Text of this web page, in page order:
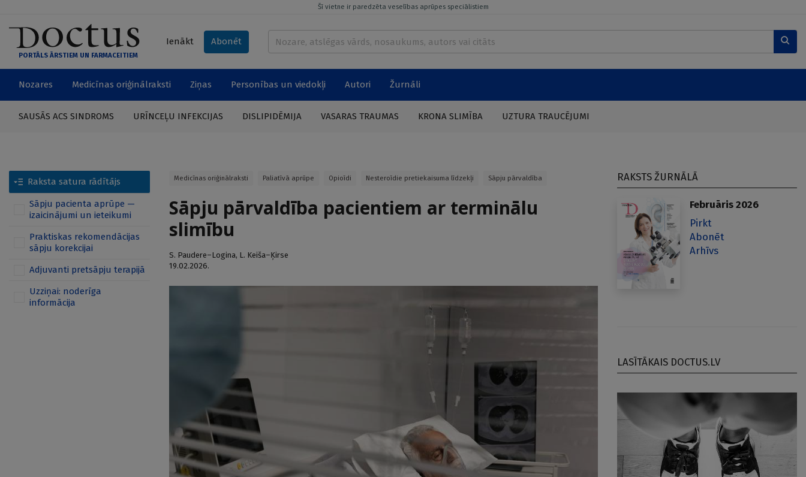
Šī vietne ir paredzēta veselības aprūpes speciālistiem
PORTĀLS ĀRSTIEM UN FARMACEITIEM
Ienākt Abonēt
Nozares Medicīnas oriģinālraksti Ziņas Personības un viedokļi Autori Žurnāli
SAUSĀS ACS SINDROMS URĪNCEĻU INFEKCIJAS DISLIPIDĒMIJA VASARAS TRAUMAS KRONA SLIMĪBA UZTURA TRAUCĒJUMI
Raksta satura rādītājs
Sāpju pacienta aprūpe —
izaicinājumi un ieteikumi
Praktiskas rekomendācijas
sāpju korekcijai
Adjuvanti pretsāpju terapijā
Uzziņai: noderīga
informācija
Medicīnas oriģinālraksti Paliatīvā aprūpe Opioīdi Nesteroīdie pretiekaisuma līdzekļi Sāpju pārvaldība
Sāpju pārvaldība pacientiem ar terminālu
slimību
S. Paudere–Logina, L. Keiša–Ķirse
19.02.2026.
RAKSTS ŽURNĀLĀ
Februāris 2026
Pirkt
Abonēt
Arhīvs
LASĪTĀKAIS DOCTUS.LV